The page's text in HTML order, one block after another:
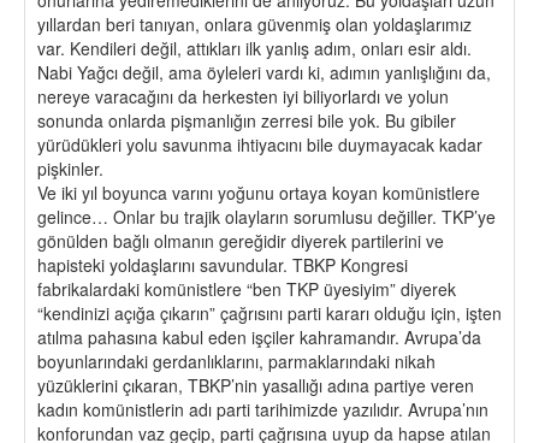
yıllardan beri tanıyan, onlara güvenmiş olan yoldaşlarımız
var. Kendileri değil, attıkları ilk yanlış adım, onları esir aldı.
Nabi Yağcı değil, ama öyleleri vardı ki, adımın yanlışlığını da,
nereye varacağını da herkesten iyi biliyorlardı ve yolun
sonunda onlarda pişmanlığın zerresi bile yok. Bu gibiler
yürüdükleri yolu savunma ihtiyacını bile duymayacak kadar
pişkinler.
Ve iki yıl boyunca varını yoğunu ortaya koyan komünistlere
gelince… Onlar bu trajik olayların sorumlusu değiller. TKP’ye
gönülden bağlı olmanın gereğidir diyerek partilerini ve
hapisteki yoldaşlarını savundular. TBKP Kongresi
fabrikalardaki komünistlere “ben TKP üyesiyim” diyerek
“kendinizi açığa çıkarın” çağrısını parti kararı olduğu için, işten
atılma pahasına kabul eden işçiler kahramandır. Avrupa’da
boyunlarındaki gerdanlıklarını, parmaklarındaki nikah
yüzüklerini çıkaran, TBKP’nin yasallığı adına partiye veren
kadın komünistlerin adı parti tarihimizde yazılıdır. Avrupa’nın
konforundan vaz geçip, parti çağrısına uyup da hapse atılan